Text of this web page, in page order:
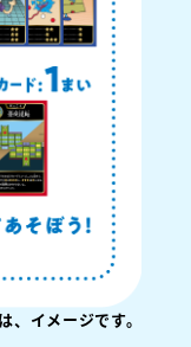
、イメージです。